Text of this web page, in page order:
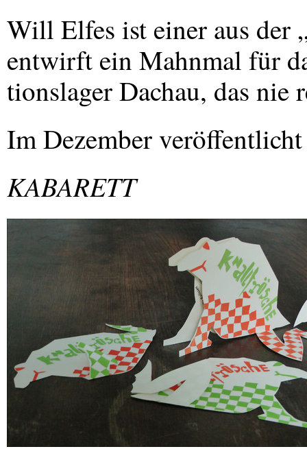
Will Elfes ist einer aus der
entwirft ein Mahnmal für
tionslager Dachau, das nie
Im Dezember
KABARETT